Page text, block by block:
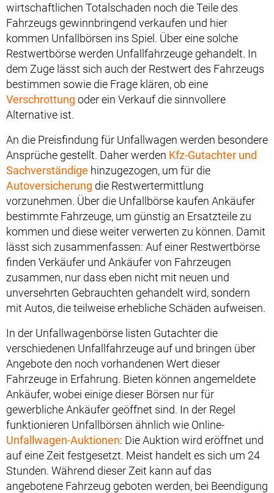
wirtschaftlichen Totalschaden noch die Teile des
Fahrzeugs gewinnbringend verkaufen und hier
kommen Unfallbörsen ins Spiel. Über eine solche
Restwertbörse werden Unfallfahrzeuge gehandelt. In
dem Zuge lässt sich auch der Restwert des Fahrzeugs
bestimmen sowie die Frage klären, ob eine
Verschrottung oder ein Verkauf die sinnvollere
Alternative ist.
An die Preisfindung für Unfallwagen werden besondere
Ansprüche gestellt. Daher werden Kfz-Gutachter und
Sachverständige hinzugezogen, um für die
Autoversicherung die Restwertermittlung
vorzunehmen. Über die Unfallbörse kaufen Ankäufer
bestimmte Fahrzeuge, um günstig an Ersatzteile zu
kommen und diese weiter verwerten zu können. Damit
lässt sich zusammenfassen: Auf einer Restwertbörse
finden Verkäufer und Ankäufer von Fahrzeugen
zusammen, nur dass eben nicht mit neuen und
unversehrten Gebrauchten gehandelt wird, sondern
mit Autos, die teilweise erhebliche Schäden aufweisen.
In der Unfallwagenbörse listen Gutachter die
verschiedenen Unfallfahrzeuge auf und bringen über
Angebote den noch vorhandenen Wert dieser
Fahrzeuge in Erfahrung. Bieten können angemeldete
Ankäufer, wobei einige dieser Börsen nur für
gewerbliche Ankäufer geöffnet sind. In der Regel
funktionieren Unfallbörsen ähnlich wie Online-
Unfallwagen-Auktionen: Die Auktion wird eröffnet und
auf eine Zeit festgesetzt. Meist handelt es sich um 24
Stunden. Während dieser Zeit kann auf das
angebotene Fahrzeug geboten werden, bei Beendigung